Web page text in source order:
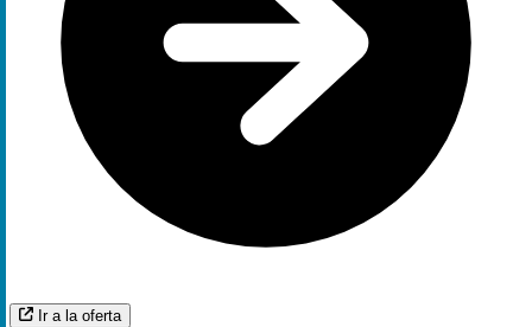
Ir a la oferta